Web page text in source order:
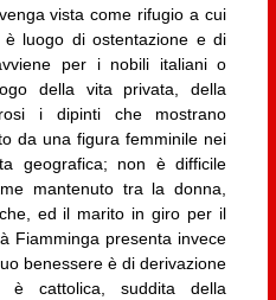
vista come rifugio a cui
luogo di ostentazione e di
per i nobili italiani o
della vita privata, della
i dipinti che mostrano
da una figura femminile nei
geografica; non è difficile
mantenuto tra la donna,
ed il marito in giro per il
Fiamminga presenta invece
benessere è di derivazione
è cattolica, suddita della